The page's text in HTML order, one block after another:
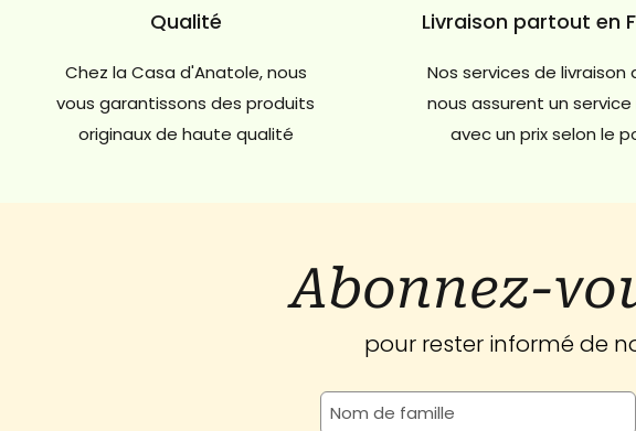
Qualité
Chez la Casa d'Anatole, nous
vous garantissons des produits
originaux de haute qualité
Livraison partout en
Nos services de livraison
nous assurent un
avec un prix selon le
Abonnez-
pour rester informé de